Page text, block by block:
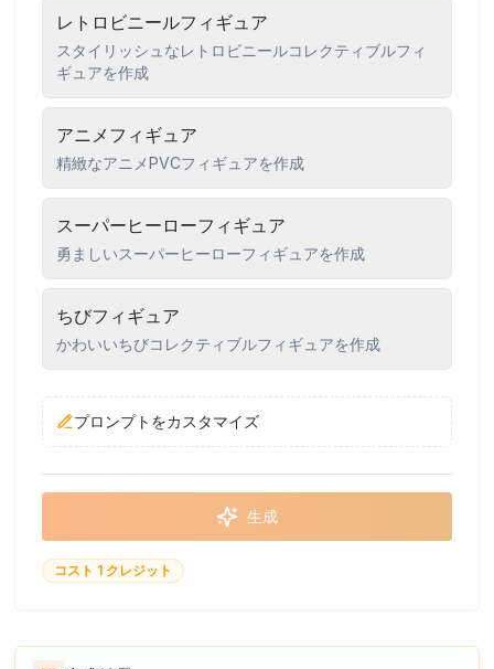
レトロビニールフィギュア
スタイリッシュなレトロビニールコレクティブルフィ
ギュアを作成
アニメフィギュア
精緻なアニメPVCフィギュアを作成
スーパーヒーローフィギュア
勇ましいスーパーヒーローフィギュアを作成
ちびフィギュア
かわいいちびコレクティブルフィギュアを作成
プロンプトをカスタマイズ
生成
コスト 1 クレジット